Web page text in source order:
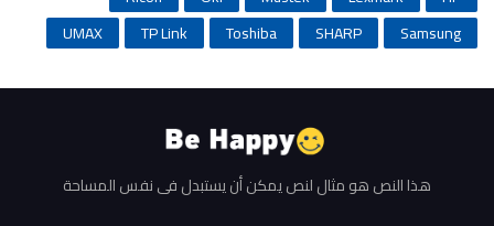
Samsung
SHARP
Toshiba
TP Link
UMAX
هذا النص هو مثال لنص يمكن أن يستبدل في نفس المساحة